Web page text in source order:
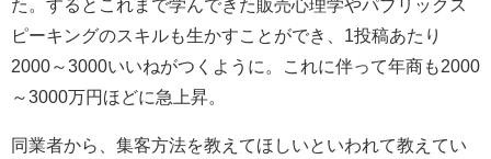
た。するとこれまで学んできた販売心理学やパブリックス
ピーキングのスキルも生かすことができ、1投稿あたり
2000～3000いいねがつくように。これに伴って年商も2000
～3000万円ほどに急上昇。
同業者から、集客方法を教えてほしいといわれて教えてい